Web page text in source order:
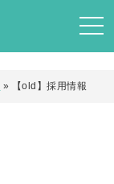
» 【old】採用情報